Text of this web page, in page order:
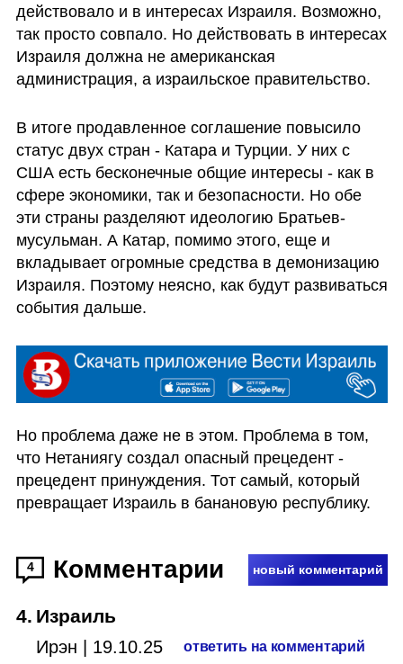
действовало и в интересах Израиля. Возможно,
так просто совпало. Но действовать в интересах
Израиля должна не американская
администрация, а израильское правительство.
В итоге продавленное соглашение повысило
статус двух стран - Катара и Турции. У них с
США есть бесконечные общие интересы - как в
сфере экономики, так и безопасности. Но обе
эти страны разделяют идеологию Братьев-
мусульман. А Катар, помимо этого, еще и
вкладывает огромные средства в демонизацию
Израиля. Поэтому неясно, как будут развиваться
события дальше.
Но проблема даже не в этом. Проблема в том,
что Нетаниягу создал опасный прецедент -
прецедент принуждения. Тот самый, который
превращает Израиль в банановую республику.
4 Комментарии новый комментарий
4. Израиль
Ирэн 19.10.25 ответить на комментарий